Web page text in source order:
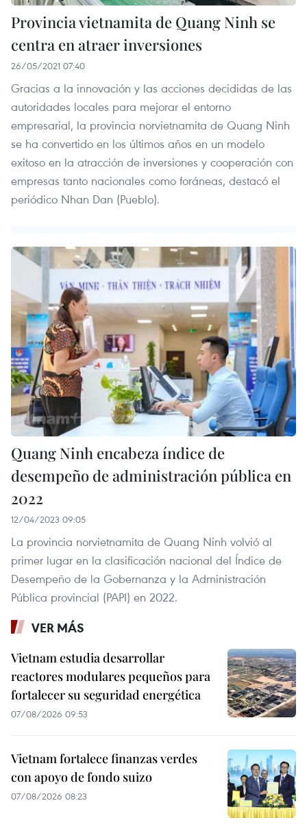
Provincia vietnamita de Quang Ninh se
centra en atraer inversiones
26/05/2021 07:40
Gracias a la innovación y las acciones decididas de las
autoridades locales para mejorar el entorno
empresarial, la provincia norvietnamita de Quang Ninh
se ha convertido en los últimos años en un modelo
exitoso en la atracción de inversiones y cooperación con
empresas tanto nacionales como foráneas, destacó el
periódico Nhan Dan (Pueblo).
Quang Ninh encabeza índice de
desempeño de administración pública en
2022
12/04/2023 09:05
La provincia norvietnamita de Quang Ninh volvió al
primer lugar en la clasificación nacional del Índice de
Desempeño de la Gobernanza y la Administración
Pública provincial (PAPI) en 2022.
VER MÁS
Vietnam estudia desarrollar
reactores modulares pequeños para
fortalecer su seguridad energética
07/08/2026 09:53
Vietnam fortalece finanzas verdes
con apoyo de fondo suizo
07/08/2026 08:23